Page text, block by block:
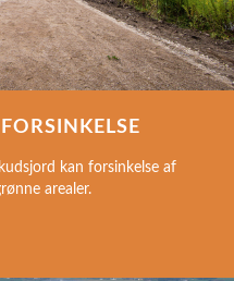
kan forsinkelse af
arealer.